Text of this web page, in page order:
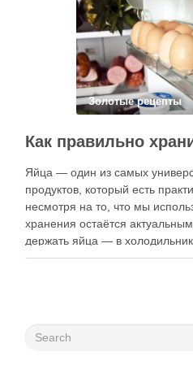
функции. Ниже …
Золотые рецепты
Яйца — один из самых
продуктов, который есть
несмотря на то, что мы
хранения остаётся
держать яйца — в
зависит от нескольких